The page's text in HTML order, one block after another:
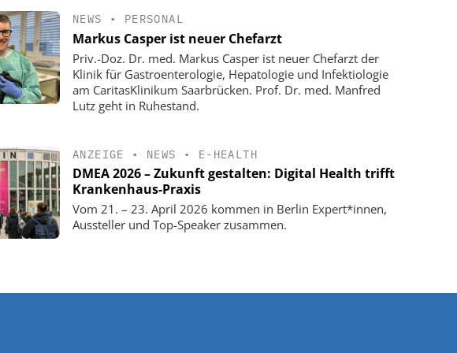
NEWS • PERSONAL
Markus Casper ist neuer Chefarzt
Priv.-Doz. Dr. med. Markus Casper ist neuer Chefarzt der
Klinik für Gastroenterologie, Hepatologie und Infektiologie
am CaritasKlinikum Saarbrücken. Prof. Dr. med. Manfred
Lutz geht in Ruhestand.
ANZEIGE • NEWS • E-HEALTH
DMEA 2026 – Zukunft gestalten: Digital Health trifft
Krankenhaus-Praxis
Vom 21. – 23. April 2026 kommen in Berlin Expert*innen,
Aussteller und Top-Speaker zusammen.